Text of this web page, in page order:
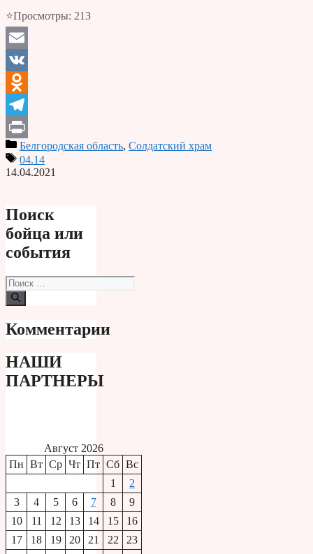
⭐Просмотры: 213
Email
VK
Odnoklassniki
Telegram
PrintБелгородская область, Солдатский храм
04.14
14.04.2021
Поиск
бойца или
события
Поиск:
Комментарии
НАШИ
ПАРТНЕРЫ
Август 2026
Пн Вт Ср Чт Пт Сб Вс
1
2
3
4 5 6 7 8
9
10
11 12 13 14 15
16
17
18 19 20 21 22
23